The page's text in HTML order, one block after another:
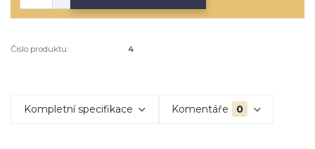
Číslo produktu: 4
Kompletní specifikace Komentáře 0